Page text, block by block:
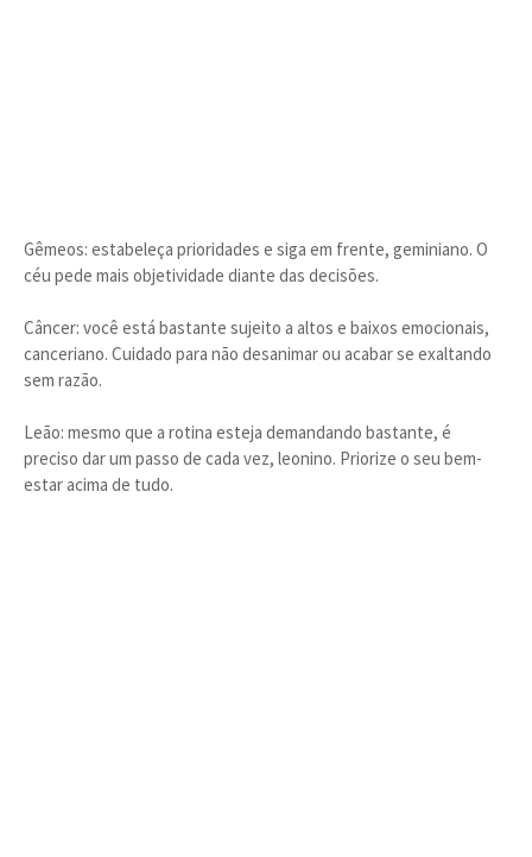
Gêmeos: estabeleça prioridades e siga em frente, geminiano. O
céu pede mais objetividade diante das decisões.
Câncer: você está bastante sujeito a altos e baixos emocionais,
canceriano. Cuidado para não desanimar ou acabar se exaltando
sem razão.
Leão: mesmo que a rotina esteja demandando bastante, é
preciso dar um passo de cada vez, leonino. Priorize o seu bem-
estar acima de tudo.